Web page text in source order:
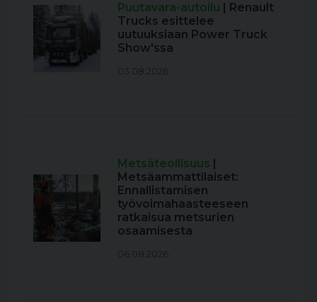
Puutavara-autoilu
| Renault
Trucks esittelee
uutuuksiaan Power Truck
Show'ssa
03.08.2026
Metsäteollisuus
Metsäammattilaiset:
Ennallistamisen
työvoimahaasteeseen
ratkaisua metsurien
osaamisesta
06.08.2026